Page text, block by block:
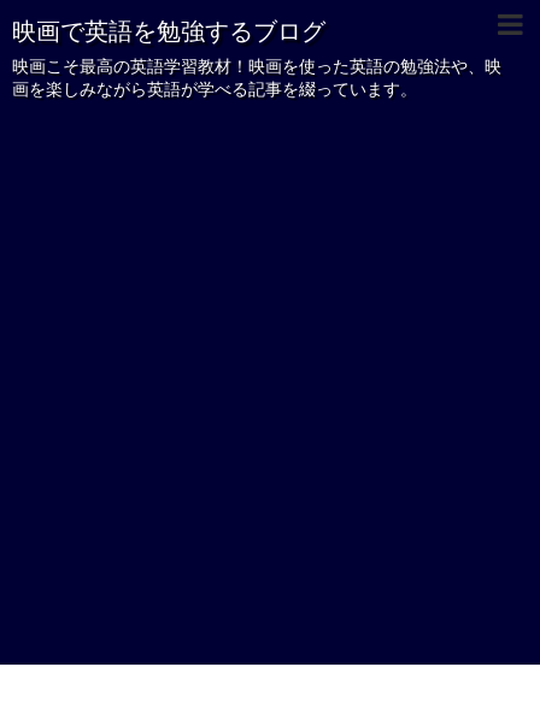
映画で英語を勉強するブログ
映画こそ最高の英語学習教材！映画を使った英語の勉強法や、映
画を楽しみながら英語が学べる記事を綴っています。